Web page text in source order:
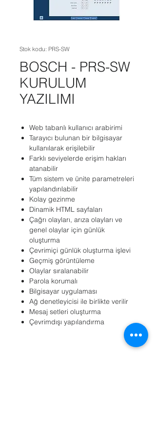
Stok kodu: PRS-SW
BOSCH - PRS-SW
KURULUM
YAZILIMI
Web tabanlı kullanıcı arabirimi
Tarayıcı bulunan bir bilgisayar
kullanılarak erişilebilir
Farklı seviyelerde erişim hakları
atanabilir
Tüm sistem ve ünite parametreleri
yapılandırılabilir
Kolay gezinme
Dinamik HTML sayfaları
Çağrı olayları, arıza olayları ve
genel olaylar için günlük
oluşturma
Çevrimiçi günlük oluşturma işlevi
Geçmiş görüntüleme
Olaylar sıralanabilir
Parola korumalı
Bilgisayar uygulaması
Ağ denetleyicisi ile birlikte verilir
Mesaj setleri oluşturma
Çevrimdışı yapılandırma